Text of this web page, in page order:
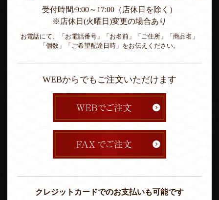
受付時間/9:00～17:00（店休日を除く）
※店休日(火曜日)変更の場合あり
お電話にて、「お電話番号」「お名前」「ご住所」「商品名」
「個数」「ご希望配達日時」をお伝えください。
WEBからでもご注文いただけます
クレジットカードでのお支払いも可能です